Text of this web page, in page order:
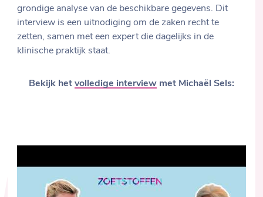
grondige analyse van de beschikbare gegevens. Dit
interview is een uitnodiging om de zaken recht te
zetten, samen met een expert die dagelijks in de
klinische praktijk staat.
Bekijk het volledige interview met Michaël Sels: